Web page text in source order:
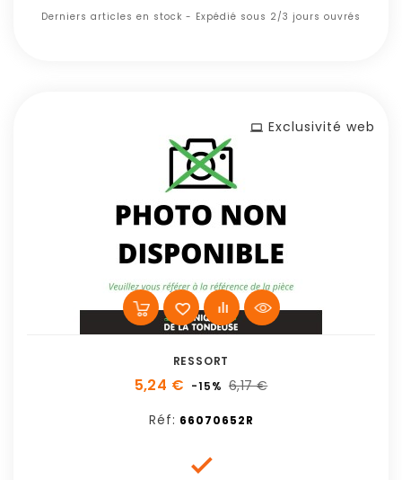
Derniers articles en stock - Expédié sous 2/3 jours ouvrés
Exclusivité web
RESSORT
5,24 € -15% 6,17 €
Réf: 66070652R
